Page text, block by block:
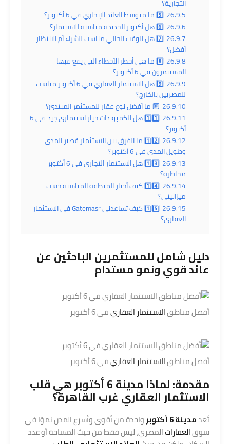
التجارية؟
26.9.5 5️⃣ ما متوسط العائد الإيجاري في 6 أكتوبر؟
26.9.6 6️⃣ هل أكتوبر الجديدة مناسبة للاستثمار؟
26.9.7
7️⃣ هل الوقت الحالي مناسب للشراء أم الانتظار
أفضل؟
26.9.8
8️⃣ ما هي أخطر الأخطاء التي يقع فيها
المستثمرون في 6 أكتوبر؟
26.9.9
9️⃣ هل الاستثمار العقاري في 6 أكتوبر مناسب
للمصريين بالخارج؟
26.9.10 🔟 ما أفضل نوع عقار للمستثمر المبتدئ؟
26.9.11
1️⃣1️⃣ هل الكمبوندات خيار استثماري جيد في 6
أكتوبر؟
26.9.12
1️⃣2️⃣ ما الفرق بين الاستثمار قصير المدى
وطويل المدى في 6 أكتوبر؟
26.9.13
1️⃣3️⃣ هل الاستثمار التجاري في 6 أكتوبر
مخاطرة؟
26.9.14
1️⃣4️⃣ كيف أختار المنطقة المناسبة حسب
ميزانيتي؟
26.9.15
1️⃣5️⃣ كيف تساعدني Gatemasr في الاستثمار
العقاري؟
دليل شامل للمستثمرين الباحثين عن
عائد قوي ونمو مستدام
أفضل مناطقالاستثمار العقاريفي 6 أكتوبر
أفضل مناطقالاستثمار العقاريفي 6 أكتوبر
مقدمة: لماذا مدينة 6 أكتوبر هي قلب
الاستثمار العقاري غرب القاهرة؟
تُعدمدينة 6 أكتوبر
واحدة من أقوى وأسرع المدن نموًا في
سوقالعقاراتالمصري، ليس فقط من حيث المساحة أو عدد